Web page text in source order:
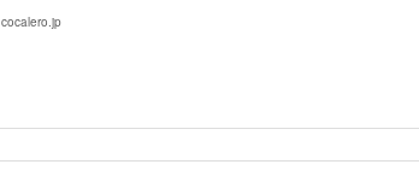
cocalero.jp